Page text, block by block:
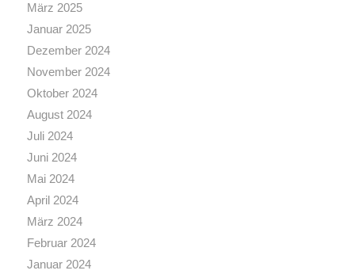
März 2025
Januar 2025
Dezember 2024
November 2024
Oktober 2024
August 2024
Juli 2024
Juni 2024
Mai 2024
April 2024
März 2024
Februar 2024
Januar 2024